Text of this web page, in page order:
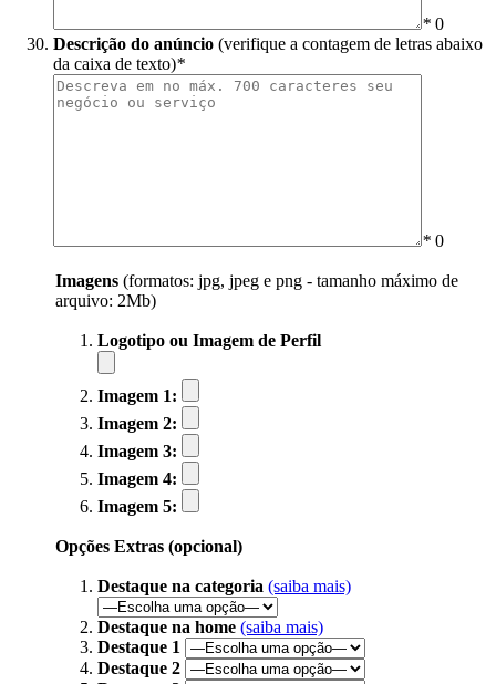
* 0
Descrição do anúncio (verifique a contagem de letras abaixo
da caixa de texto)*
* 0
Imagens (formatos: jpg, jpeg e png - tamanho máximo de
arquivo: 2Mb)
Logotipo ou Imagem de Perfil
Imagem 1:
Imagem 2:
Imagem 3:
Imagem 4:
Imagem 5:
Opções Extras (opcional)
Destaque na categoria (saiba mais)
Destaque na home (saiba mais)
Destaque 1
Destaque 2